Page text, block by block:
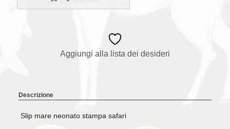
Aggiungi alla lista dei desideri
Descrizione
Slip mare neonato stampa safari